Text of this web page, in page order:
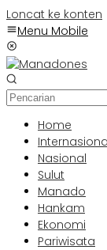
Loncat ke konten
Menu Mobile
Home
Nasional
Sulut
Manado
Hankam
Ekonomi
Pariwisata